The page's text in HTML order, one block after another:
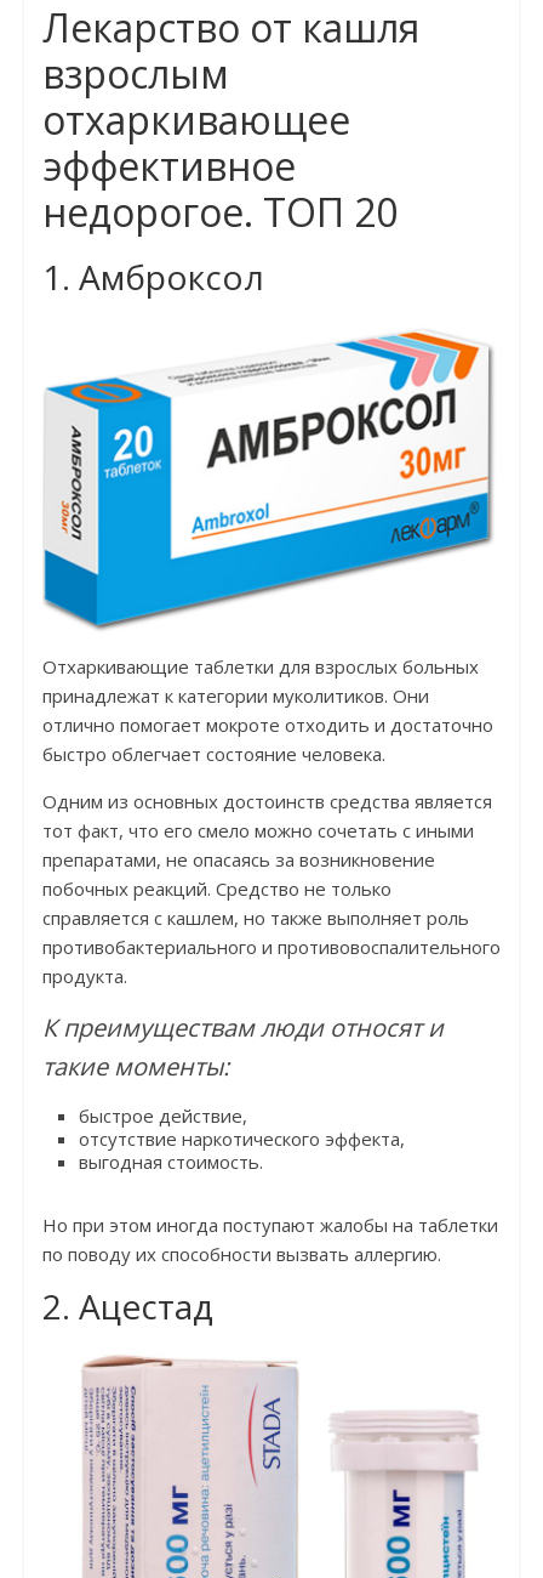
Лекарство от кашля
взрослым
отхаркивающее
эффективное
недорогое. ТОП 20
1. Амброксол
Отхаркивающие таблетки для взрослых больных
принадлежат к категории муколитиков. Они
отлично помогает мокроте отходить и достаточно
быстро облегчает состояние человека.
Одним из основных достоинств средства является
тот факт, что его смело можно сочетать с иными
препаратами, не опасаясь за возникновение
побочных реакций. Средство не только
справляется с кашлем, но также выполняет роль
противобактериального и противовоспалительного
продукта.
К преимуществам люди относят и
такие моменты:
быстрое действие,
отсутствие наркотического эффекта,
выгодная стоимость.
Но при этом иногда поступают жалобы на таблетки
по поводу их способности вызвать аллергию.
2. Ацестад